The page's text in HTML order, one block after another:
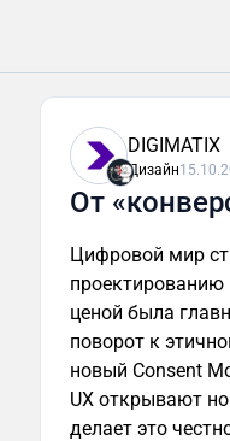
DIGIMATIX
Дизайн
От
Цифровой мир
проектированию
ценой была
поворот к
новый Consent
UX открывают
делает это